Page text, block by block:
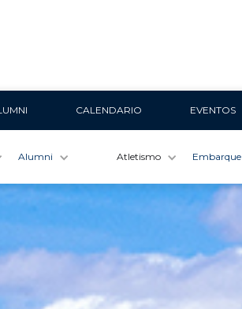
CALENDARIO EVENTOS
Alumni Atletismo Embarque